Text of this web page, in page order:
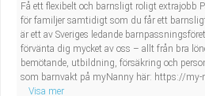
Få ett flexibelt och barnsligt roligt extrajobb
för familjer samtidigt som du får ett
är ett av Sveriges ledande
förvänta dig mycket av oss – allt från bra
bemötande, utbildning, försäkring och
som barnvakt på myNanny här: https://my-
Visa mer